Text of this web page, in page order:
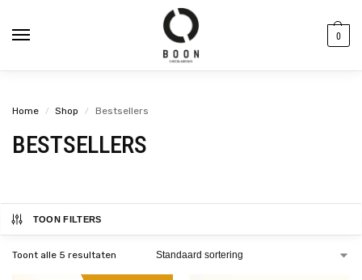
inhoud
0
Home / Shop / Bestsellers
BESTSELLERS
TOON FILTERS
Toont alle 5 resultaten